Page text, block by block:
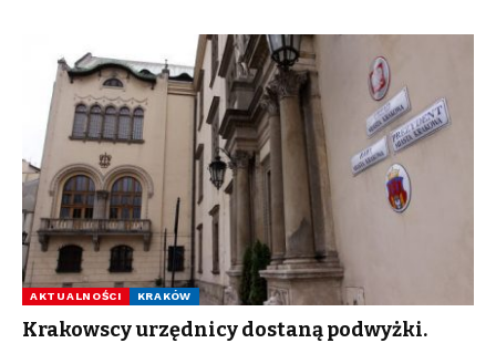
AKTUALNOŚCI KRAKÓW
Krakowscy urzędnicy dostaną podwyżki.